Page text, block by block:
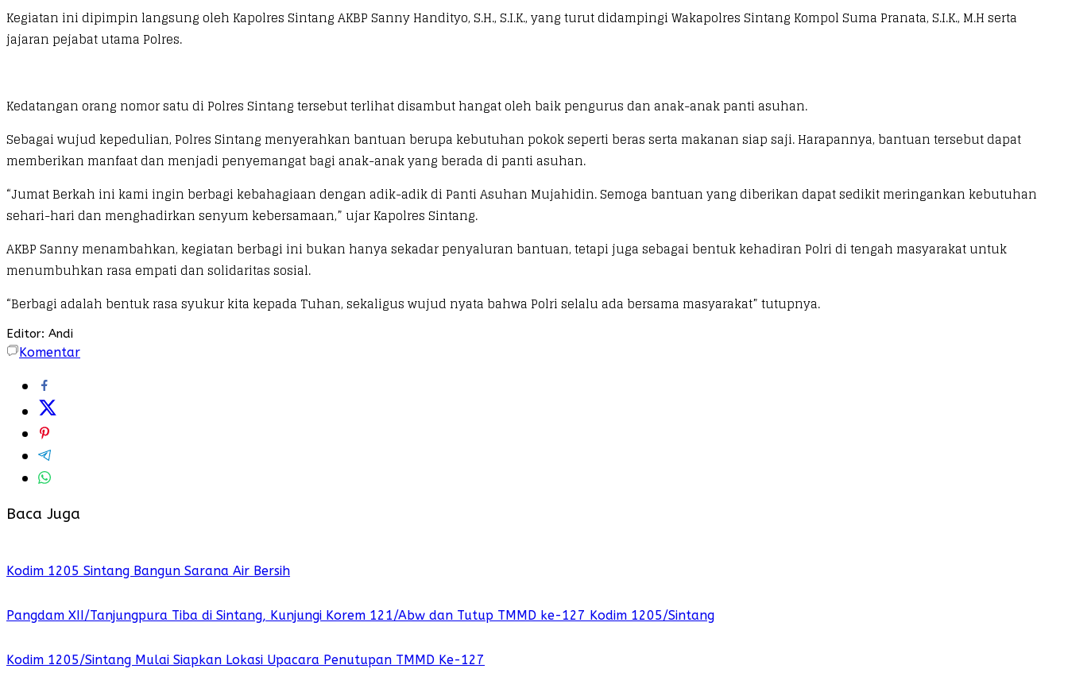
Kegiatan ini dipimpin langsung oleh Kapolres Sintang AKBP Sanny Handityo, S.H., S.I.K., yang turut didampingi Wakapolres Sintang Kompol Suma Pranata, S.I.K., M.H serta
jajaran pejabat utama Polres.
Kedatangan orang nomor satu di Polres Sintang tersebut terlihat disambut hangat oleh baik pengurus dan anak-anak panti asuhan.
Sebagai wujud kepedulian, Polres Sintang menyerahkan bantuan berupa kebutuhan pokok seperti beras serta makanan siap saji. Harapannya, bantuan tersebut dapat
memberikan manfaat dan menjadi penyemangat bagi anak-anak yang berada di panti asuhan.
“Jumat Berkah ini kami ingin berbagi kebahagiaan dengan adik-adik di Panti Asuhan Mujahidin. Semoga bantuan yang diberikan dapat sedikit meringankan kebutuhan
sehari-hari dan menghadirkan senyum kebersamaan,” ujar Kapolres Sintang.
AKBP Sanny menambahkan, kegiatan berbagi ini bukan hanya sekadar penyaluran bantuan, tetapi juga sebagai bentuk kehadiran Polri di tengah masyarakat untuk
menumbuhkan rasa empati dan solidaritas sosial.
“Berbagi adalah bentuk rasa syukur kita kepada Tuhan, sekaligus wujud nyata bahwa Polri selalu ada bersama masyarakat” tutupnya.
Editor: Andi
Komentar
Baca Juga
Kodim 1205 Sintang Bangun Sarana Air Bersih
Pangdam XII/Tanjungpura Tiba di Sintang, Kunjungi Korem 121/Abw dan Tutup TMMD ke-127 Kodim 1205/Sintang
Kodim 1205/Sintang Mulai Siapkan Lokasi Upacara Penutupan TMMD Ke-127